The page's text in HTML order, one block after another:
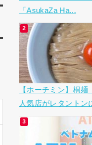
「AsukaZa Ha...
【ホーチミン】桐
人気店がレタントン